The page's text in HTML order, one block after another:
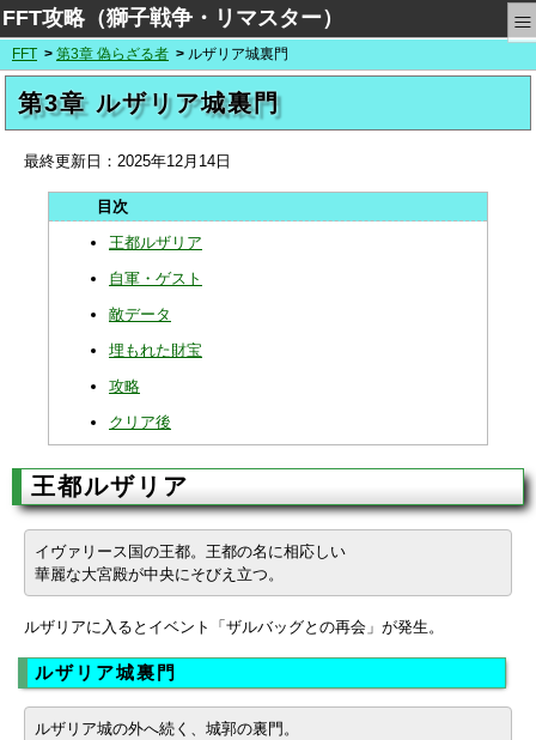
FFT攻略（獅子戦争・リマスター） ≡
FFT 第3章 偽らざる者 ルザリア城裏門
第3章 ルザリア城裏門
最終更新日： 2025年12月14日
王都ルザリア
自軍・ゲスト
敵データ
埋もれた財宝
攻略
クリア後
王都ルザリア
イヴァリース国の王都。王都の名に相応しい
華麗な大宮殿が中央にそびえ立つ。
ルザリアに入るとイベント「ザルバッグとの再会」が発生。
ルザリア城裏門
ルザリア城の外へ続く、城郭の裏門。